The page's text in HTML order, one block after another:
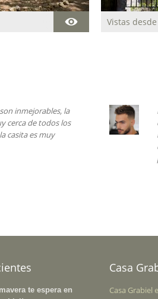
Vistas
La comunicación con
corresponden
limpio, se nota que
céntrica y tienes
para tomar un café o
te espera en
Casa
Casa Grabiel